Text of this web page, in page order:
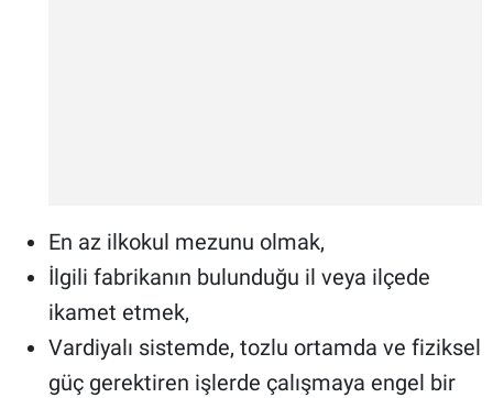
En az ilkokul mezunu olmak,
İlgili fabrikanın bulunduğu il veya ilçede
ikamet etmek,
Vardiyalı sistemde, tozlu ortamda ve fiziksel
güç gerektiren işlerde çalışmaya engel bir